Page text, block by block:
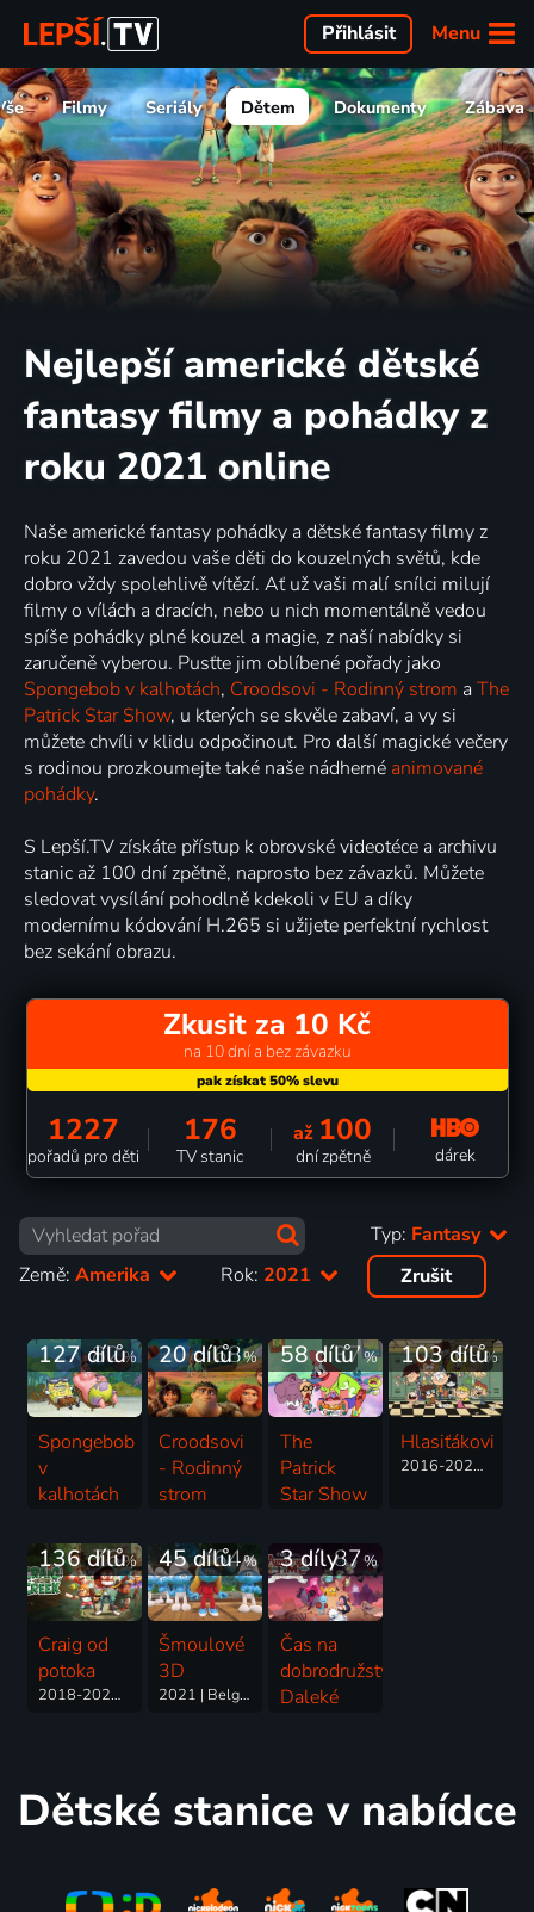
Menu
Přihlásit
Filmy Seriály Dětem Dokumenty Zábava
Nejlepší americké dětské
fantasy filmy a pohádky z
roku 2021 online
Naše americké fantasy pohádky a dětské fantasy filmy z
roku 2021 zavedou vaše děti do kouzelných světů, kde
dobro vždy spolehlivě vítězí. Ať už vaši malí snílci milují
filmy o vílách a dracích, nebo u nich momentálně vedou
spíše pohádky plné kouzel a magie, z naší nabídky si
zaručeně vyberou. Pusťte jim oblíbené pořady jako
Spongebob v kalhotách, Croodsovi - Rodinný strom a The
Patrick Star Show, u kterých se skvěle zabaví, a vy si
můžete chvíli v klidu odpočinout. Pro další magické večery
s rodinou prozkoumejte také naše nádherné animované
pohádky.
S Lepší.TV získáte přístup k obrovské videotéce a archivu
stanic až 100 dní zpětně, naprosto bez závazků. Můžete
sledovat vysílání pohodlně kdekoli v EU a díky
modernímu kódování H.265 si užijete perfektní rychlost
bez sekání obrazu.
Zkusit za 10 Kč
na 10 dní a bez závazku
1227
pořadů pro děti
176
TV stanic
až 100
dní zpětně dárek
Typ: Fantasy
Země: Amerika Rok: 2021 Zrušit
82%
127 dílů
Spongebob
v
kalhotách
68%
20 dílů
Croodsovi
- Rodinný
strom
37%
58 dílů
The
Patrick
Star Show
69%
103 dílů
Hlasiťákovi
2016-2026 | USA | Animovaný, Akční, Dobrodružný, Drama, Fantasy, Hudební, Komedie, Rodinný, Thriller, Horor
76%
136 dílů
Craig od
potoka
2018-2024 | USA | Animovaný, Dobrodružný, Drama, Fantasy, Komedie, Pohádka, Rodinný, Akční, Science Fiction
64%
45 dílů
Šmoulové
3D
2021 | Belgie, USA, Francie, Německo | Animovaný, Dobrodružný, Fantasy, Komedie, Rodinný
87%
3 díly
Čas na
dobrodružství:
Daleké
Dětské stanice v nabídce